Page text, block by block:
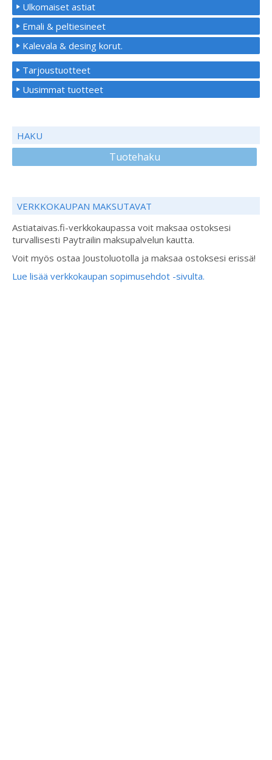
Ulkomaiset astiat
Emali & peltiesineet
Kalevala & desing korut.
Tarjoustuotteet
Uusimmat tuotteet
HAKU
Tuotehaku
VERKKOKAUPAN MAKSUTAVAT
Astiataivas.fi-verkkokaupassa voit maksaa ostoksesi
turvallisesti Paytrailin maksupalvelun kautta.
Voit myös ostaa Joustoluotolla ja maksaa ostoksesi erissä!
Lue lisää verkkokaupan sopimusehdot -sivulta.